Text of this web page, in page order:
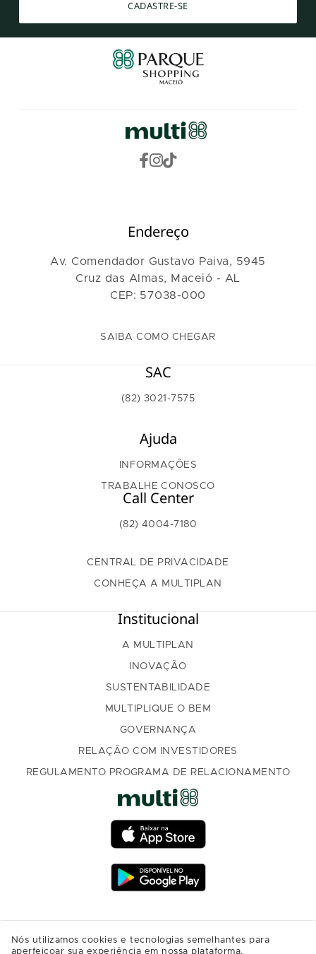
CADASTRE-SE
Nós utilizamos cookies e tecnologias semelhantes para
aperfeiçoar sua experiência em nossa plataforma,
Endereço
Av. Comendador Gustavo Paiva, 5945
Cruz das Almas, Maceió - AL
CEP: 57038-000
SAIBA COMO CHEGAR
SAC
(82) 3021-7575
Ajuda
INFORMAÇÕES
TRABALHE CONOSCO
Call Center
(82) 4004-7180
CENTRAL DE PRIVACIDADE
CONHEÇA A MULTIPLAN
Institucional
A MULTIPLAN
INOVAÇÃO
SUSTENTABILIDADE
MULTIPLIQUE O BEM
GOVERNANÇA
RELAÇÃO COM INVESTIDORES
REGULAMENTO PROGRAMA DE RELACIONAMENTO